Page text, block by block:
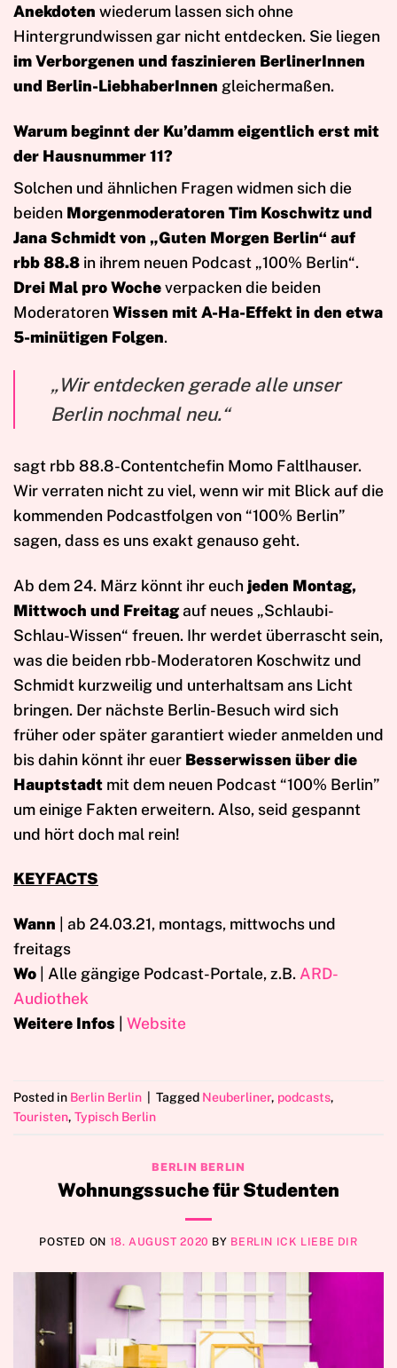
Anekdoten wiederum lassen sich ohne
Hintergrundwissen gar nicht entdecken. Sie liegen
im Verborgenen und faszinieren BerlinerInnen
und Berlin-LiebhaberInnen gleichermaßen.
Warum beginnt der Ku’damm eigentlich erst mit
der Hausnummer 11?
Solchen und ähnlichen Fragen widmen sich die
beiden Morgenmoderatoren Tim Koschwitz und
Jana Schmidt von „Guten Morgen Berlin“ auf
rbb 88.8 in ihrem neuen Podcast „100% Berlin“.
Drei Mal pro Wocheverpacken die beiden
ModeratorenWissen mit A-Ha-Effekt in den etwa
5-minütigen Folgen.
„Wir entdecken gerade alle unser
Berlin nochmal neu.“
sagt rbb 88.8-Contentchefin Momo Faltlhauser.
Wir verraten nicht zu viel, wenn wir mit Blick auf die
kommenden Podcastfolgen von “100% Berlin”
sagen, dass es uns exakt genauso geht.
Ab dem 24. März könnt ihr euch jeden Montag,
Mittwoch und Freitagauf neues „Schlaubi-
Schlau-Wissen“ freuen. Ihr werdet überrascht sein,
was die beiden rbb-Moderatoren Koschwitz und
Schmidt kurzweilig und unterhaltsam ans Licht
bringen. Der nächste Berlin-Besuch wird sich
früher oder später garantiert wieder anmelden und
bis dahin könnt ihr euer Besserwissen über die
Hauptstadt mit dem neuen Podcast “100% Berlin”
um einige Fakten erweitern. Also, seid gespannt
und hört doch mal rein!
KEYFACTS
Wann | ab 24.03.21, montags, mittwochs und
freitags
Wo | Alle gängige Podcast-Portale, z.B.ARD-
Audiothek
Weitere Infos
Website
Posted in Berlin Berlin Tagged Neuberliner, podcasts,
Touristen, Typisch Berlin
BERLIN BERLIN
Wohnungssuche für Studenten
POSTED ON 18. AUGUST 2020 BY BERLIN ICK LIEBE DIR